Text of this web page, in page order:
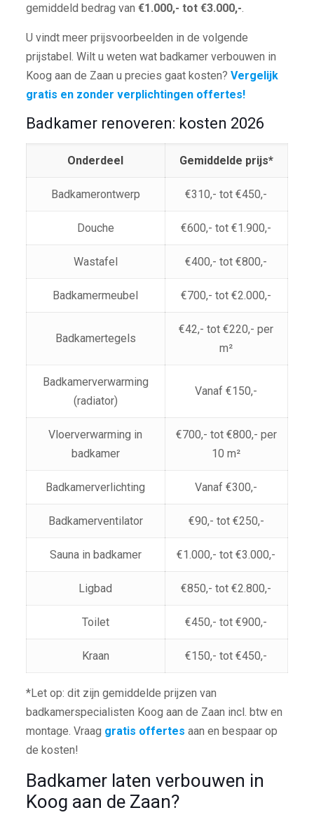
gemiddeld bedrag van €1.000,- tot €3.000,-.
U vindt meer prijsvoorbeelden in de volgende
prijstabel. Wilt u weten wat badkamer verbouwen in
Koog aan de Zaan u precies gaat kosten? Vergelijk
gratis en zonder verplichtingen offertes!
Badkamer renoveren: kosten 2026
Onderdeel Gemiddelde prijs*
Badkamerontwerp €310,- tot €450,-
Douche €600,- tot €1.900,-
Wastafel €400,- tot €800,-
Badkamermeubel €700,- tot €2.000,-
Badkamertegels
€42,- tot €220,- per
m²
Badkamerverwarming
(radiator)
Vanaf €150,-
Vloerverwarming in
badkamer
€700,- tot €800,- per
10 m²
Badkamerverlichting Vanaf €300,-
Badkamerventilator €90,- tot €250,-
Sauna in badkamer €1.000,- tot €3.000,-
Ligbad €850,- tot €2.800,-
Toilet €450,- tot €900,-
Kraan €150,- tot €450,-
*Let op: dit zijn gemiddelde prijzen van
badkamerspecialisten Koog aan de Zaan incl. btw en
montage. Vraag gratis offertes aan en bespaar op
de kosten!
Badkamer laten verbouwen in
Koog aan de Zaan?